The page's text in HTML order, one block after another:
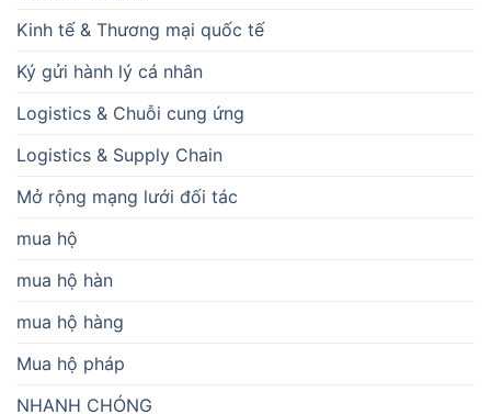
Kinh tế & Thương mại quốc tế
Ký gửi hành lý cá nhân
Logistics & Chuỗi cung ứng
Logistics & Supply Chain
Mở rộng mạng lưới đối tác
mua hộ
mua hộ hàn
mua hộ hàng
Mua hộ pháp
NHANH CHÓNG